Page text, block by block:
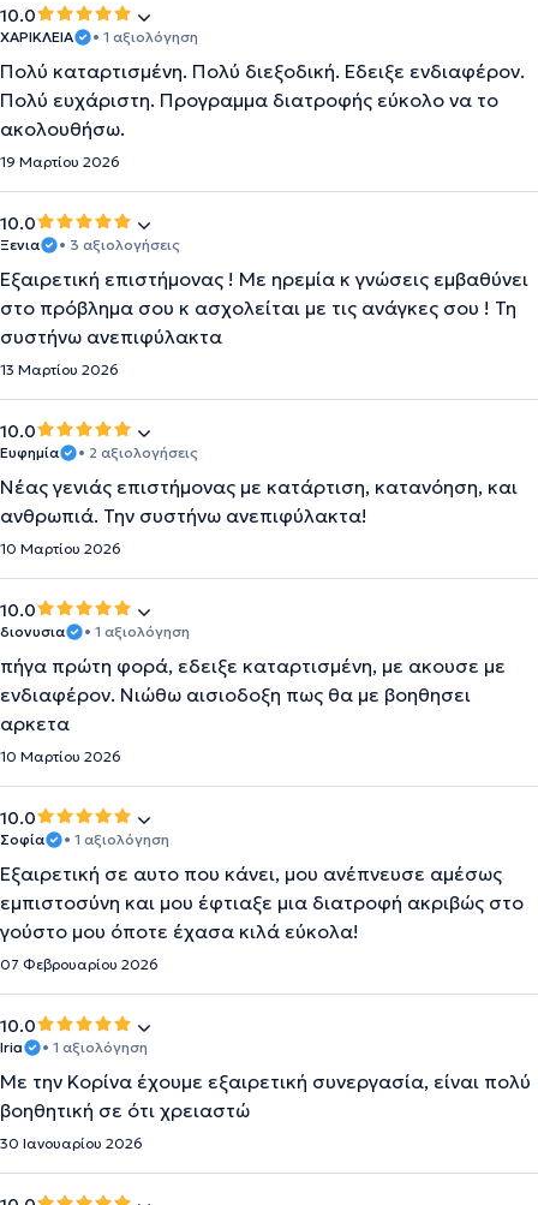
10.0
ΧΑΡΙΚΛΕΙΑ • 1 αξιολόγηση
Πολύ καταρτισμένη. Πολύ διεξοδική. Εδειξε ενδιαφέρον.
Πολύ ευχάριστη. Προγραμμα διατροφής εύκολο να το
ακολουθήσω.
19 Μαρτίου 2026
10.0
Ξενια • 3 αξιολογήσεις
Εξαιρετική επιστήμονας ! Με ηρεμία κ γνώσεις εμβαθύνει
στο πρόβλημα σου κ ασχολείται με τις ανάγκες σου ! Τη
συστήνω ανεπιφύλακτα
13 Μαρτίου 2026
10.0
Ευφημία • 2 αξιολογήσεις
Νέας γενιάς επιστήμονας με κατάρτιση, κατανόηση, και
ανθρωπιά. Την συστήνω ανεπιφύλακτα!
10 Μαρτίου 2026
10.0
διονυσια • 1 αξιολόγηση
πήγα πρώτη φορά, εδειξε καταρτισμένη, με ακουσε με
ενδιαφέρον. Νιώθω αισιοδοξη πως θα με βοηθησει
αρκετα
10 Μαρτίου 2026
10.0
Σοφία • 1 αξιολόγηση
Εξαιρετική σε αυτο που κάνει, μου ανέπνευσε αμέσως
εμπιστοσύνη και μου έφτιαξε μια διατροφή ακριβώς στο
γούστο μου όποτε έχασα κιλά εύκολα!
07 Φεβρουαρίου 2026
10.0
Iria • 1 αξιολόγηση
Με την Κορίνα έχουμε εξαιρετική συνεργασία, είναι πολύ
βοηθητική σε ότι χρειαστώ
30 Ιανουαρίου 2026